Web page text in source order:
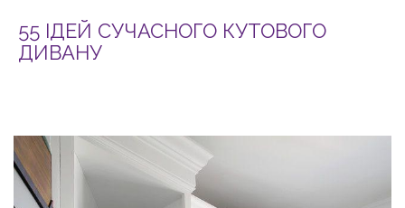
55 ІДЕЙ СУЧАСНОГО КУТОВОГО
ДИВАНУ